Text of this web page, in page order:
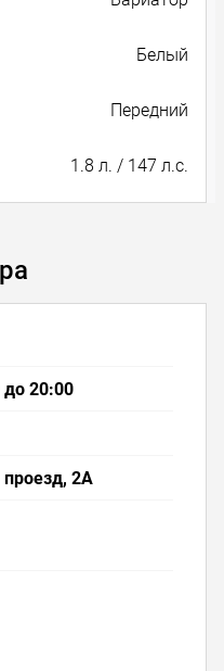
Белый
Передний
1.8 л. / 147 л.с.
20:00
проезд, 2А